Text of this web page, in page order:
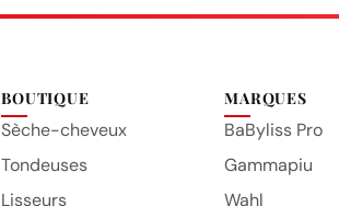
BOUTIQUE
Sèche-cheveux
Tondeuses
Lisseurs
MARQUES
BaByliss Pro
Gammapiu
Wahl